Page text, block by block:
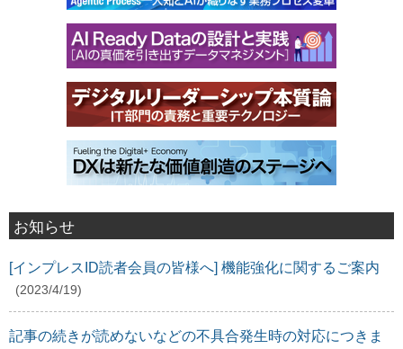
お知らせ
[インプレスID読者会員の皆様へ] 機能強化に関するご案内
(2023/4/19)
記事の続きが読めないなどの不具合発生時の対応につきま